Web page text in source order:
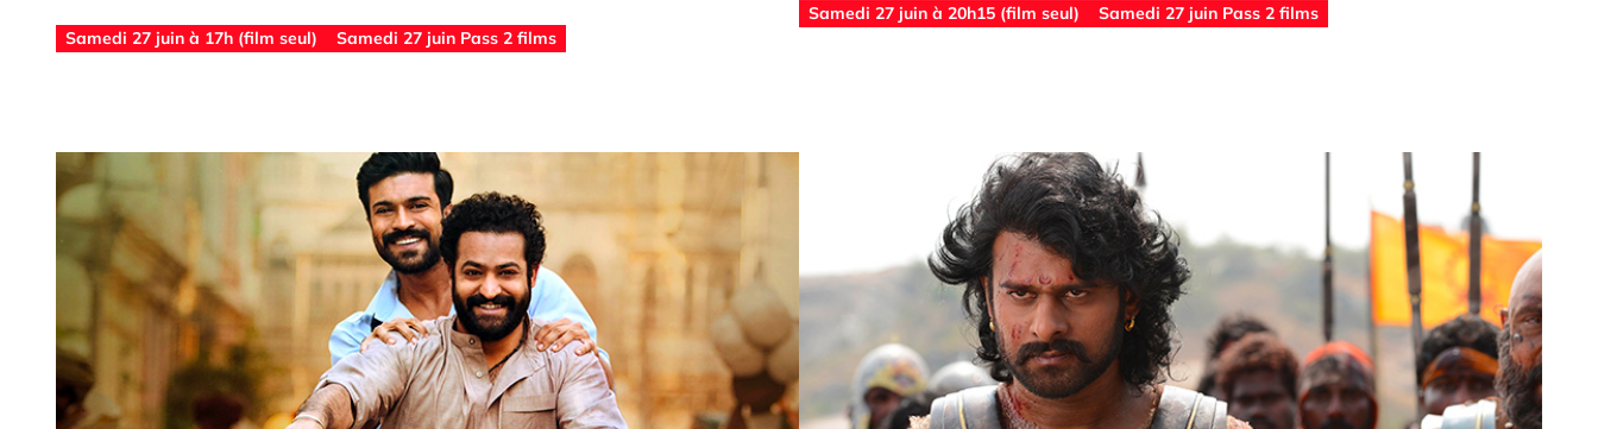
Samedi 27 juin à 17h (film seul) Samedi 27 juin Pass 2 films
Samedi 27 juin à 20h15 (film seul) Samedi 27 juin Pass 2 films